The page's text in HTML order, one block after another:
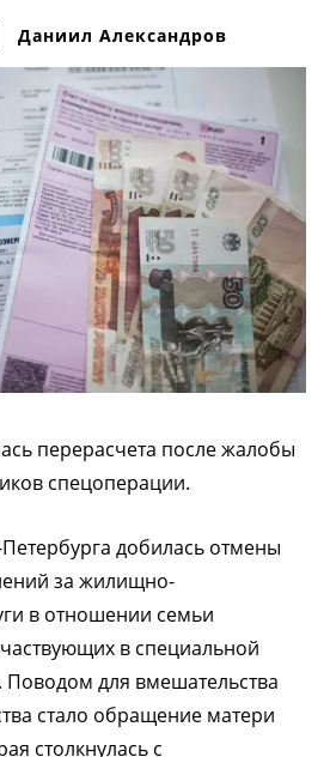
Даниил Александров
перерасчета после жалобы
спецоперации.
добилась отмены
за жилищно-
в отношении семьи
в специальной
для вмешательства
стало обращение матери
столкнулась с